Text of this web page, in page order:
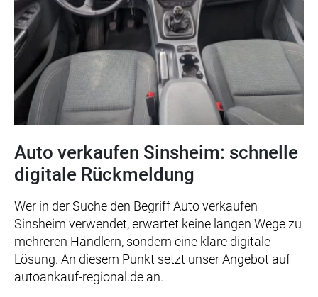
Auto verkaufen Sinsheim: schnelle
digitale Rückmeldung
Wer in der Suche den Begriff Auto verkaufen
Sinsheim verwendet, erwartet keine langen Wege zu
mehreren Händlern, sondern eine klare digitale
Lösung. An diesem Punkt setzt unser Angebot auf
autoankauf-regional.de an.